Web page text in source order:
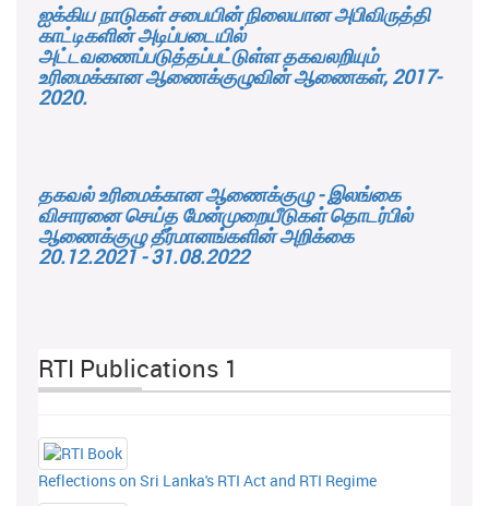
ஐக்கிய நாடுகள் சபையின் நிலையான அபிவிருத்தி
காட்டிகளின் அடிப்படையில்
அட்டவணைப்படுத்தப்பட்டுள்ள தகவலறியும்
உரிமைக்கான ஆணைக்குழுவின் ஆணைகள், 2017-
2020.
தகவல் உரிமைக்கான ஆணைக்குழு - இலங்கை
விசாரனை செய்த மேன்முறையீடுகள் தொடர்பில்
ஆணைக்குழு தீர்மானங்களின் அறிக்கை
20.12.2021 - 31.08.2022
RTI Publications 1
Reflections on Sri Lanka's RTI Act and RTI Regime